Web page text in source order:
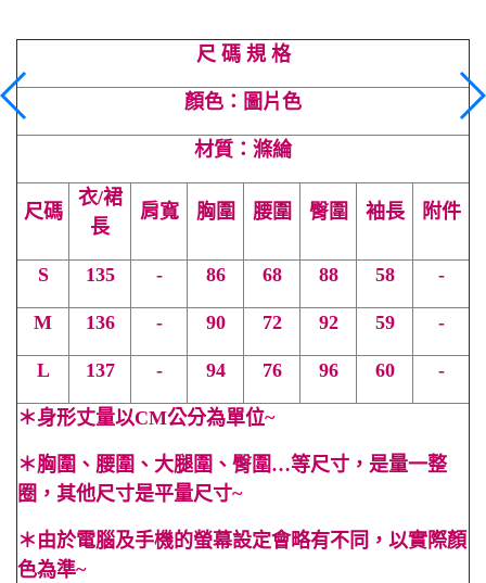
尺 碼 規 格
顏色：圖片色
材質：滌綸
尺碼
衣/裙
長
肩寬 胸圍 腰圍 臀圍 袖長 附件
S 135 - 86 68 88 58 -
M 136 - 90 72 92 59 -
L 137 - 94 76 96 60 -
＊身形丈量以CM公分為單位~
＊胸圍、腰圍、大腿圍、臀圍…等尺寸，是量一整
圈，其他尺寸是平量尺寸~
＊ 由於電腦及手機的螢幕設定會略有不同，以實際顏
色為準~